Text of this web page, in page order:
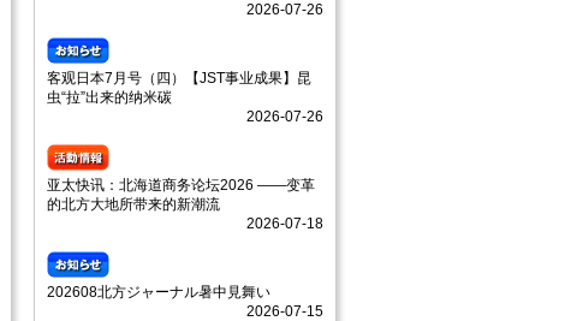
2026-07-26
客观日本7月号（四）【JST事业成果】昆
虫“拉”出来的纳米碳
2026-07-26
亚太快讯：北海道商务论坛2026 ——变革
的北方大地所带来的新潮流
2026-07-18
202608北方ジャーナル暑中見舞い
2026-07-15